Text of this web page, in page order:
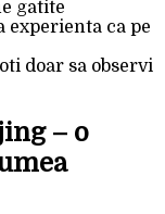
gatite
experienta ca pe
doar sa observi
– o